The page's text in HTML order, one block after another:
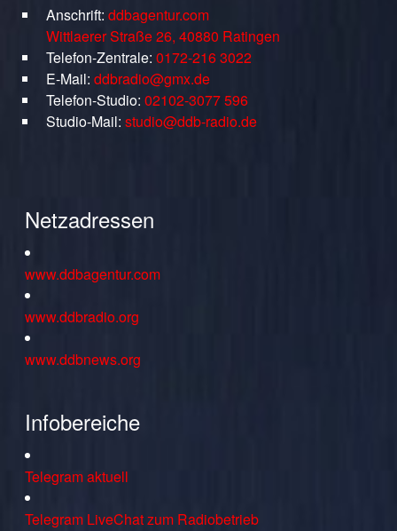
Anschrift: ddbagentur.com
Wittlaerer Straße 26, 40880 Ratingen
Telefon-Zentrale: 0172-216 3022
E-Mail: ddbradio@gmx.de
Telefon-Studio: 02102-3077 596
Studio-Mail: studio@ddb-radio.de
Netzadressen
www.ddbagentur.com
www.ddbradio.org
www.ddbnews.org
Infobereiche
Telegram aktuell
Telegram LiveChat zum Radiobetrieb